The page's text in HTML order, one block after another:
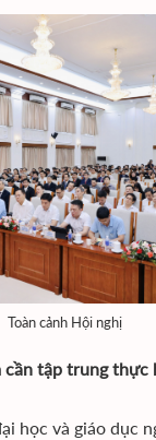
Toàn cảnh Hội nghị
cần tập trung thực
học và giáo dục